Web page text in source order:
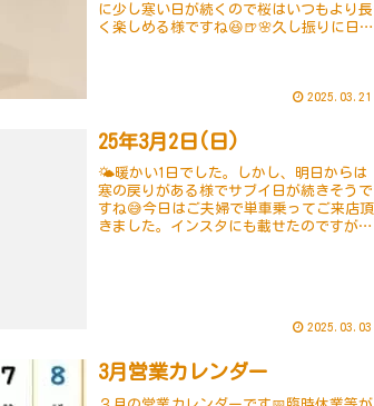
に少し寒い日が続くので桜はいつもより長
く楽しめる様ですね😆🍺🌸久し振りに日記
2025.03.21
25年3月2日(日)
🌤️暖かい1日でした。しかし、明日からは
寒の戻りがある様でサブイ日が続きそうで
すね😅今日はご夫婦で単車乗ってご来店頂
きました。インスタにも載せたのですが、
2025.03.03
3月営業カレンダー